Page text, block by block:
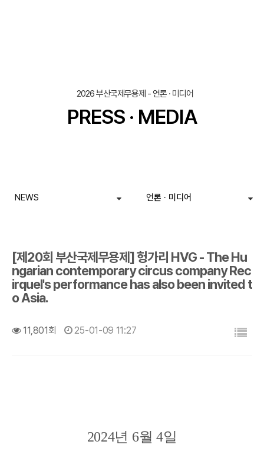
2026 부산국제무용제 - 언론 · 미디어
PRESS · MEDIA
NEWS 언론 · 미디어
[제20회 부산국제무용제] 헝가리 HVG - The Hu
ngarian contemporary circus company Rec
irquel's performance has also been invited t
o Asia.
11,801회 25-01-09 11:27
2024년 6월 4일